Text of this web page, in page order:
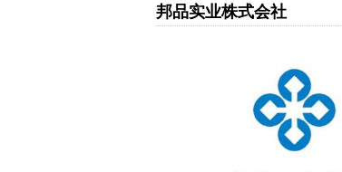
邦品实业株式会社